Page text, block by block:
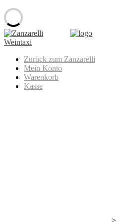
Skip
to
WeintaxiZurück zum Zanzarelli
Mein Konto
Warenkorb
Kasse
>